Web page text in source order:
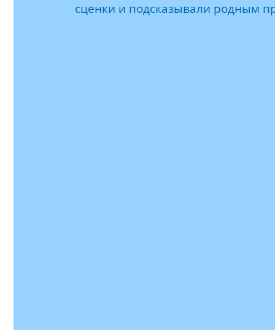
сценки и подсказывали родным